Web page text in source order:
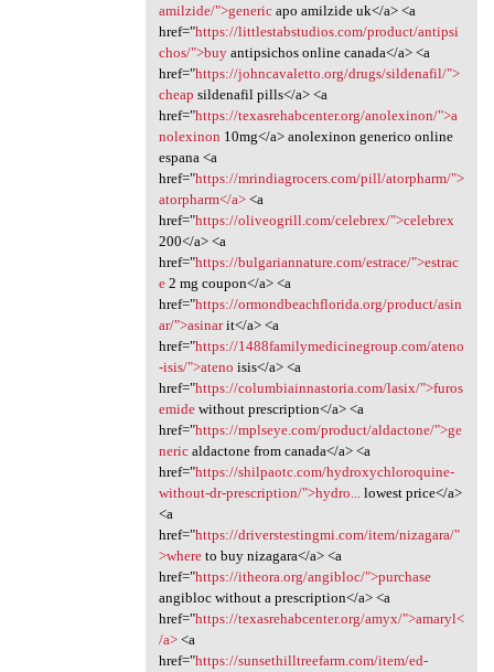
amilzide/">genericapo amilzide uk</a> <a
href="https://littlestabstudios.com/product/antipsi
chos/">buyantipsichos online canada</a> <a
href="https://johncavaletto.org/drugs/sildenafil/">
cheap sildenafil pills</a> <a
href="https://texasrehabcenter.org/anolexinon/">a
nolexinon 10mg</a> anolexinon generico online
espana <a
href="https://mrindiagrocers.com/pill/atorpharm/">
atorpharm</a><a
href="https://oliveogrill.com/celebrex/">celebrex
200</a> <a
href="https://bulgariannature.com/estrace/">estrac
e2 mg coupon</a> <a
href="https://ormondbeachflorida.org/product/asin
ar/">asinarit</a> <a
href="https://1488familymedicinegroup.com/ateno
-isis/">ateno isis</a> <a
href="https://columbiainnastoria.com/lasix/">furos
emidewithout prescription</a> <a
href="https://mplseye.com/product/aldactone/">ge
nericaldactone from canada</a> <a
href="https://shilpaotc.com/hydroxychloroquine-
without-dr-prescription/">hydro...lowest price</a>
<a
href="https://driverstestingmi.com/item/nizagara/"
>whereto buy nizagara</a> <a
href="https://itheora.org/angibloc/">purchase
angibloc without a prescription</a> <a
href="https://texasrehabcenter.org/amyx/">amaryl<
/a><a
href="https://sunsethilltreefarm.com/item/ed-